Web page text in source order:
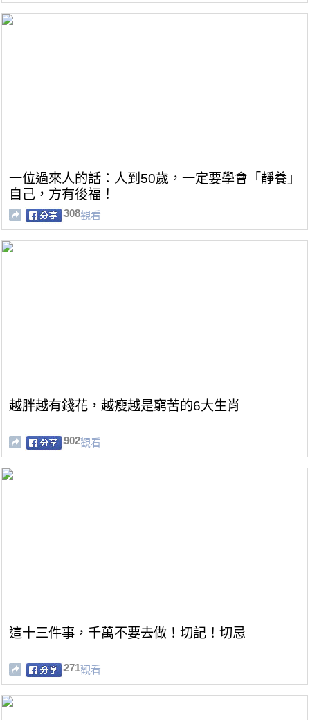
一位過來人的話：人到50歲，一定要學會「靜養」
自己，方有後福！
308觀看
越胖越有錢花，越瘦越是窮苦的6大生肖
902觀看
這十三件事，千萬不要去做！切記！切忌
271觀看